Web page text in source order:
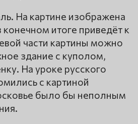
На картине изображена
конечном итоге приведёт к
части картины можно
здание с куполом,
На уроке русского
с картиной
было бы неполным